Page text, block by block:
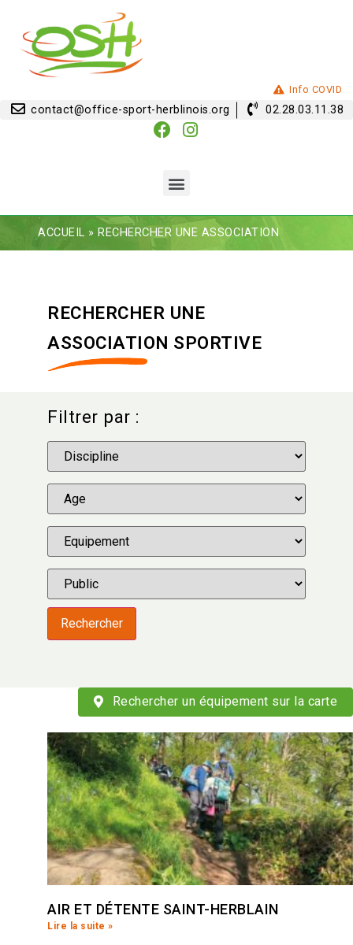
Info COVID
contact@office-sport-herblinois.org 02.28.03.11.38
ACCUEIL » RECHERCHER UNE ASSOCIATION
RECHERCHER UNE
ASSOCIATION SPORTIVE
Filtrer par :
Rechercher
Rechercher un équipement sur la carte
AIR ET DÉTENTE SAINT-HERBLAIN
Lire la suite »